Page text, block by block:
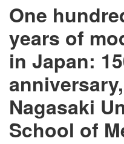
One
years of
in Japan:
Nagasaki
School of